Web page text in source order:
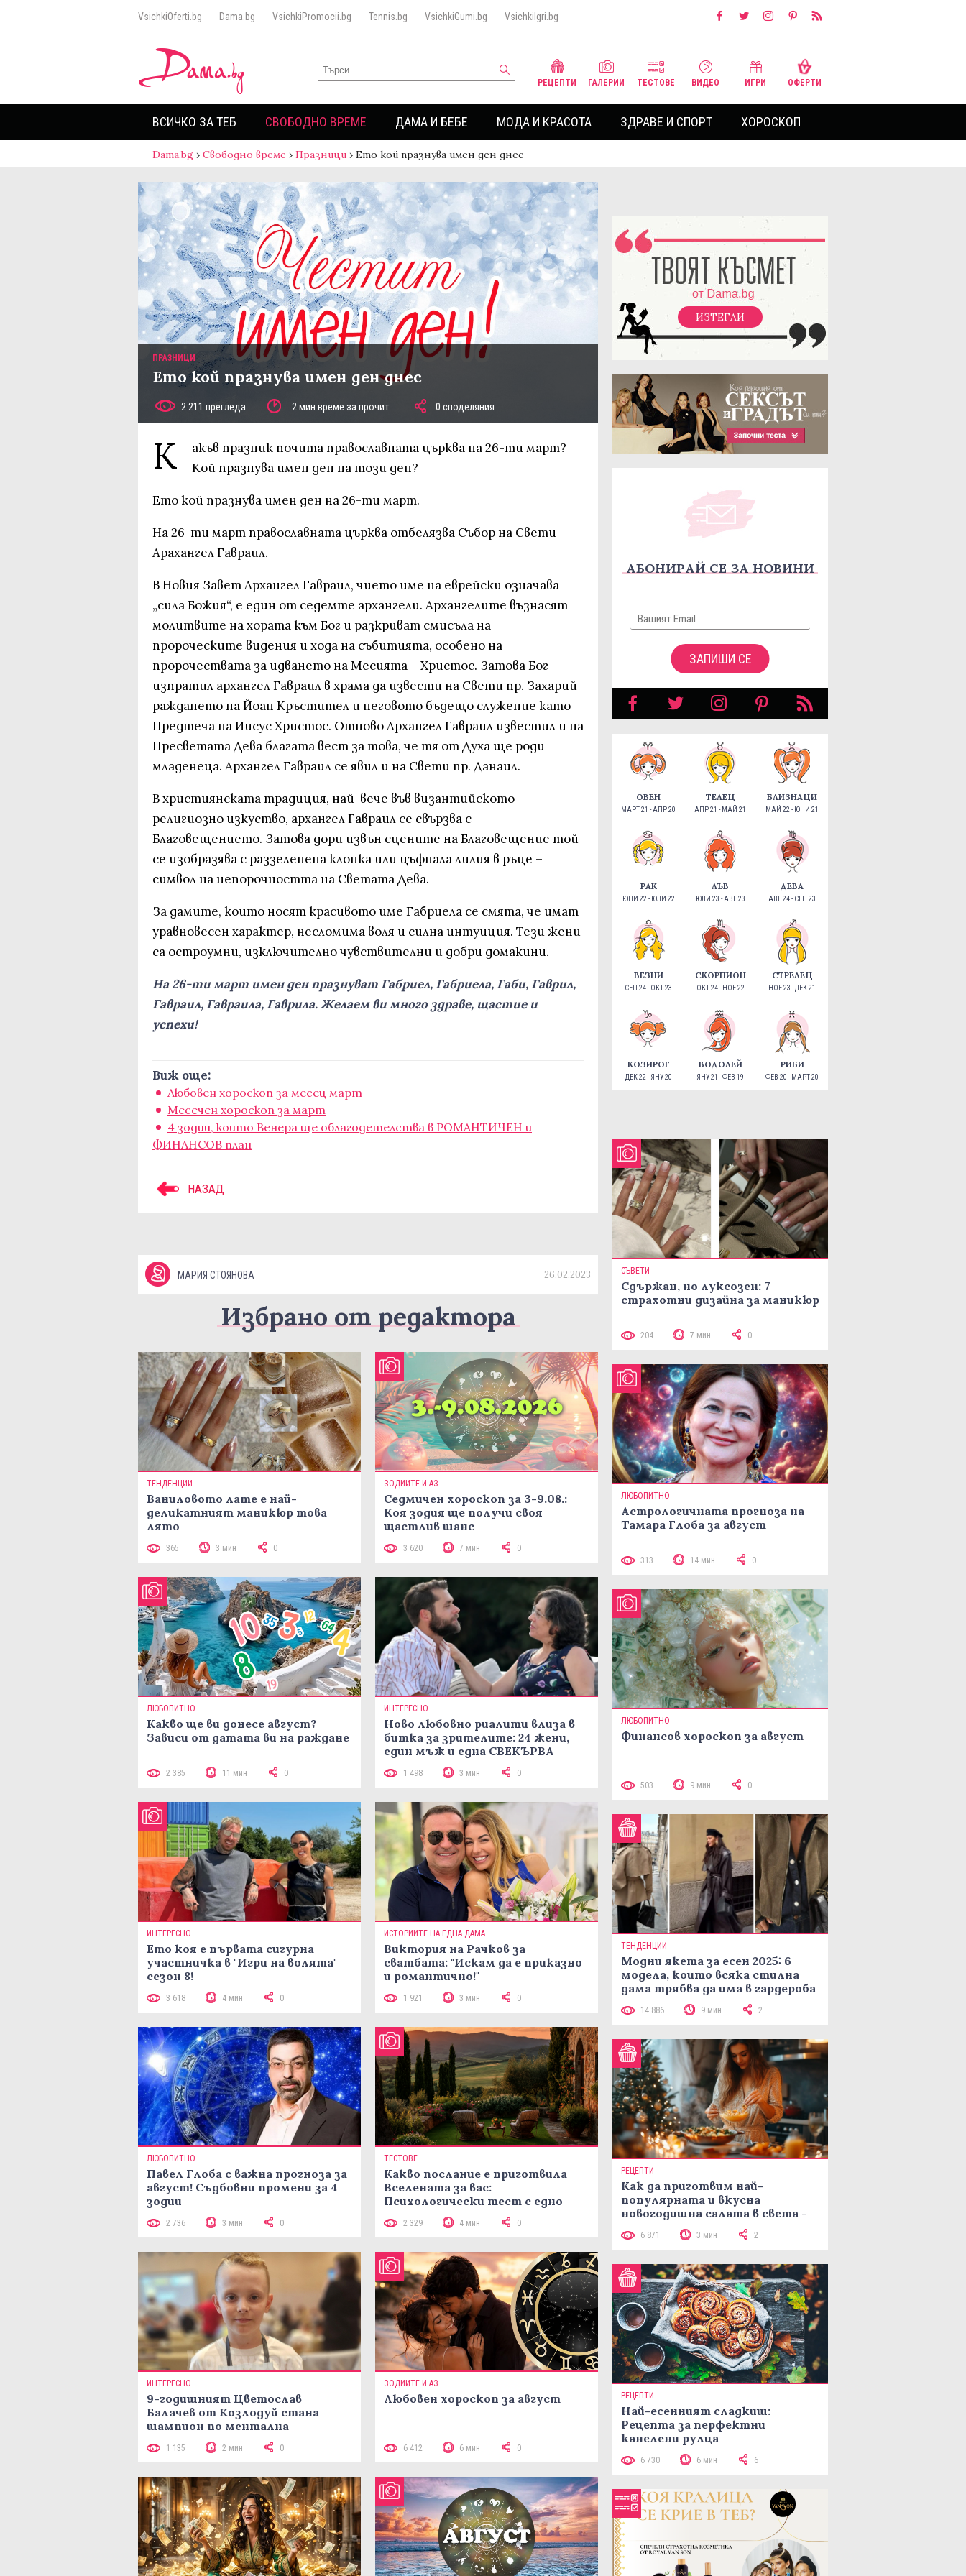
VsichkiOferti.bg Dama.bg VsichkiPromocii.bg Tennis.bg VsichkiGumi.bg VsichkiIgri.bg
РЕЦЕПТИ ГАЛЕРИИ ТЕСТОВЕ ВИДЕО ИГРИ ОФЕРТИ
ВСИЧКО ЗА ТЕБ СВОБОДНО ВРЕМЕ ДАМА И БЕБЕ МОДА И КРАСОТА ЗДРАВЕ И СПОРТ ХОРОСКОП
Dama.bg › Свободно време › Празници › Ето кой празнува имен ден днес
ПРАЗНИЦИ
Ето кой празнува имен ден днес
2 211 прегледа 2 мин време за прочит 0 споделяния
К
акъв празник почита православната църква на 26-ти март?
Кой празнува имен ден на този ден?
Ето кой празнува имен ден на 26-ти март.
На 26-ти март православната църква отбелязва Събор на Свети
Арахангел Гавраил.
В Новия Завет Архангел Гавраил, чието име на еврейски означава
„сила Божия“, е един от седемте архангели. Архангелите възнасят
молитвите на хората към Бог и разкриват смисъла на
пророческите видения и хода на събитията, особено на
пророчествата за идването на Месията – Христос. Затова Бог
изпратил архангел Гавраил в храма да извести на Свети пр. Захарий
раждането на Йоан Кръстител и неговото бъдещо служение като
Предтеча на Иисус Христос. Отново Архангел Гавраил известил и на
Пресветата Дева благата вест за това, че тя от Духа ще роди
младенеца. Архангел Гавраил се явил и на Свети пр. Данаил.
В християнската традиция, най-вече във византийското
религиозно изкуство, архангел Гавраил се свързва с
Благовещението. Затова дори извън сцените на Благовещение той
се изобразява с раззеленена клонка или цъфнала лилия в ръце –
символ на непорочността на Светата Дева.
За дамите, които носят красивото име Габриела се смята, че имат
уравновесен характер, несломима воля и силна интуиция. Тези жени
са остроумни, изключително чувствителни и добри домакини.
На 26-ти март имен ден празнуват Габриел, Габриела, Габи, Гаврил,
Гавраил, Гавраила, Гаврила. Желаем ви много здраве, щастие и
успехи!
Виж още:
Любовен хороскоп за месец март
Месечен хороскоп за март
4 зодии, които Венера ще облагодетелства в РОМАНТИЧЕН и
ФИНАНСОВ план
НАЗАД
МАРИЯ СТОЯНОВА 26.02.2023
Избрано от редактора
ТЕНДЕНЦИИ
Ваниловото лате е най-
деликатният маникюр това
лято
365 3 мин 0
ЗОДИИТЕ И АЗ
Седмичен хороскоп за 3-9.08.:
Коя зодия ще получи своя
щастлив шанс
3 620 7 мин 0
ЛЮБОПИТНО
Какво ще ви донесе август?
Зависи от датата ви на ражданe
2 385 11 мин 0
ИНТЕРЕСНО
Ново любовно риалити влиза в
битка за зрителите: 24 жени,
един мъж и една СВЕКЪРВА
1 498 3 мин 0
ИНТЕРЕСНО
Ето коя е първата сигурна
участничка в "Игри на волята"
сезон 8!
3 618 4 мин 0
ИСТОРИИТЕ НА ЕДНА ДАМА
Виктория на Рачков за
сватбата: "Искам да е приказно
и романтично!"
1 921 3 мин 0
ЛЮБОПИТНО
Павел Глоба с важна прогноза за
август! Съдбовни промени за 4
зодии
2 736 3 мин 0
ТЕСТОВЕ
Какво послание е приготвила
Вселената за вас:
Психологически тест с едно
2 329 4 мин 0
ИНТЕРЕСНО
9-годишният Цветослав
Балачев от Козлодуй стана
шампион по ментална
аритметика с 320 задачи за 10
минути
1 135 2 мин 0
ЗОДИИТЕ И АЗ
Любовен хороскоп за август
6 412 6 мин 0
ИЗТЕГЛИ
АБОНИРАЙ СЕ ЗА НОВИНИ
ЗАПИШИ СЕ
ОВЕН
МАРТ 21 - АПР 20
ТЕЛЕЦ
АПР 21 - МАЙ 21
БЛИЗНАЦИ
МАЙ 22 - ЮНИ 21
РАК
ЮНИ 22 - ЮЛИ 22
ЛЪВ
ЮЛИ 23 - АВГ 23
ДЕВА
АВГ 24 - СЕП 23
ВЕЗНИ
СЕП 24 - ОКТ 23
СКОРПИОН
ОКТ 24 - НОЕ 22
СТРЕЛЕЦ
НОЕ 23 - ДЕК 21
КОЗИРОГ
ДЕК 22 - ЯНУ 20
ВОДОЛЕЙ
ЯНУ 21 - ФЕВ 19
РИБИ
ФЕВ 20 - МАРТ 20
СЪВЕТИ
Сдържан, но луксозен: 7
страхотни дизайна за маникюр
204 7 мин 0
ЛЮБОПИТНО
Астрологичната прогноза на
Тамара Глоба за август
313 14 мин 0
ЛЮБОПИТНО
Финансов хороскоп за август
503 9 мин 0
ТЕНДЕНЦИИ
Модни якета за есен 2025: 6
модела, които всяка стилна
дама трябва да има в гардероба
14 886 9 мин 2
РЕЦЕПТИ
Как да приготвим най-
популярната и вкусна
новогодишна салата в света -
рецепта Мимоза
6 871 3 мин 2
РЕЦЕПТИ
Най-есенният сладкиш:
Рецепта за перфектни
канелени рулца
6 730 6 мин 6